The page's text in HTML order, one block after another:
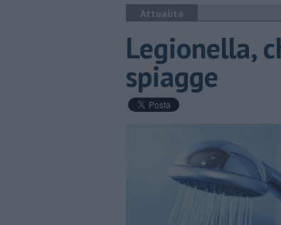
Attualità
Legionella,
spiagge